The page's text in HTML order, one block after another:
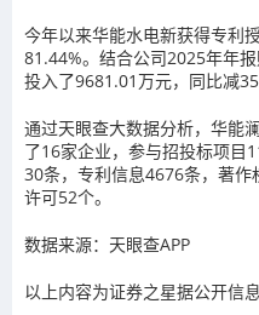
今年以来华能水电新获得专利
81.44%。结合公司2025年年
投入了9681.01万元，同比减
通过天眼查大数据分析，华能
了16家企业，参与招投标项目
30条，专利信息4676条，著
许可52个。
数据来源：天眼查APP
以上内容为证券之星据公开信